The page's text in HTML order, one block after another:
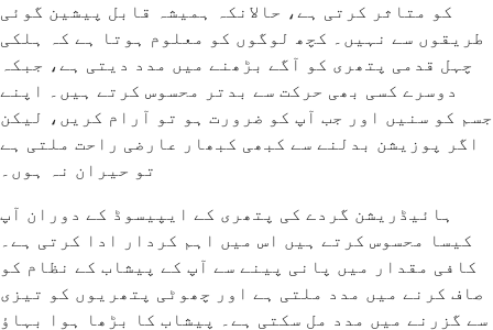
کو متاثر کرتی ہے، حالانکہ ہمیشہ قابل پیشین گوئی
طریقوں سے نہیں۔ کچھ لوگوں کو معلوم ہوتا ہے کہ ہلکی
چہل قدمی پتھری کو آگے بڑھنے میں مدد دیتی ہے، جبکہ
دوسرے کسی بھی حرکت سے بدتر محسوس کرتے ہیں۔ اپنے
جسم کو سنیں اور جب آپ کو ضرورت ہو تو آرام کریں، لیکن
اگر پوزیشن بدلنے سے کبھی کبھار عارضی راحت ملتی ہے
تو حیران نہ ہوں۔
ہائیڈریشن گردے کی پتھری کے ایپیسوڈ کے دوران آپ
کیسا محسوس کرتے ہیں اس میں اہم کردار ادا کرتی ہے۔
کافی مقدار میں پانی پینے سے آپ کے پیشاب کے نظام کو
صاف کرنے میں مدد ملتی ہے اور چھوٹی پتھریوں کو تیزی
سے گزرنے میں مدد مل سکتی ہے۔ پیشاب کا بڑھا ہوا بہاؤ